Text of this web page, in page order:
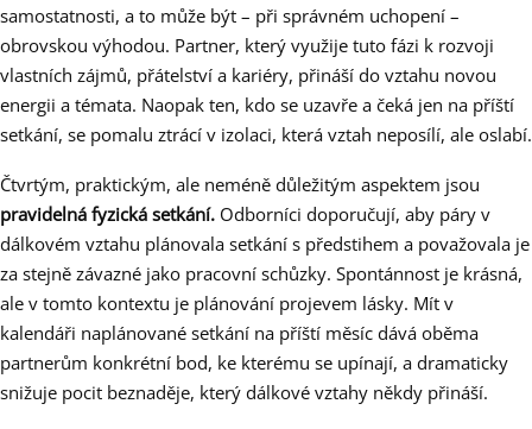
samostatnosti, a to může být – při správném uchopení –
obrovskou výhodou. Partner, který využije tuto fázi k rozvoji
vlastních zájmů, přátelství a kariéry, přináší do vztahu novou
energii a témata. Naopak ten, kdo se uzavře a čeká jen na příští
setkání, se pomalu ztrácí v izolaci, která vztah neposílí, ale oslabí.
Čtvrtým, praktickým, ale neméně důležitým aspektem jsou
pravidelná fyzická setkání. Odborníci doporučují, aby páry v
dálkovém vztahu plánovala setkání s předstihem a považovala je
za stejně závazné jako pracovní schůzky. Spontánnost je krásná,
ale v tomto kontextu je plánování projevem lásky. Mít v
kalendáři naplánované setkání na příští měsíc dává oběma
partnerům konkrétní bod, ke kterému se upínají, a dramaticky
snižuje pocit beznaděje, který dálkové vztahy někdy přináší.